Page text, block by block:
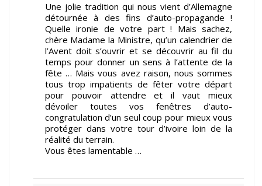
Une jolie tradition qui nous vient d’Allemagne
détournée à des fins d’auto-propagande !
Quelle ironie de votre part ! Mais sachez,
chère Madame la Ministre, qu’un calendrier de
l’Avent doit s’ouvrir et se découvrir au fil du
temps pour donner un sens à l’attente de la
fête … Mais vous avez raison, nous sommes
tous trop impatients de fêter votre départ
pour pouvoir attendre et il vaut mieux
dévoiler toutes vos fenêtres d’auto-
congratulation d’un seul coup pour mieux vous
protéger dans votre tour d’ivoire loin de la
réalité du terrain.
Vous êtes lamentable …